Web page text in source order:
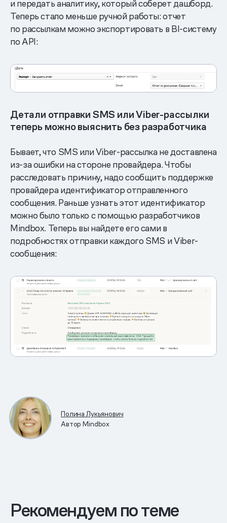
и передать аналитику, который соберет дашборд.
Теперь стало меньше ручной работы: отчет
по рассылкам можно экспортировать в BI-систему
по API:
Детали отправки SMS или Viber-рассылки
теперь можно выяснить без разработчика
Бывает, что SMS или Viber-рассылка не доставлена
из-за ошибки на стороне провайдера. Чтобы
расследовать причину, надо сообщить поддержке
провайдера идентификатор отправленного
сообщения. Раньше узнать этот идентификатор
можно было только с помощью разработчиков
Mindbox. Теперь вы найдете его сами в
подробностях отправки каждого SMS и Viber-
сообщения:
Полина Лукьянович
Автор Mindbox
Рекомендуем по теме